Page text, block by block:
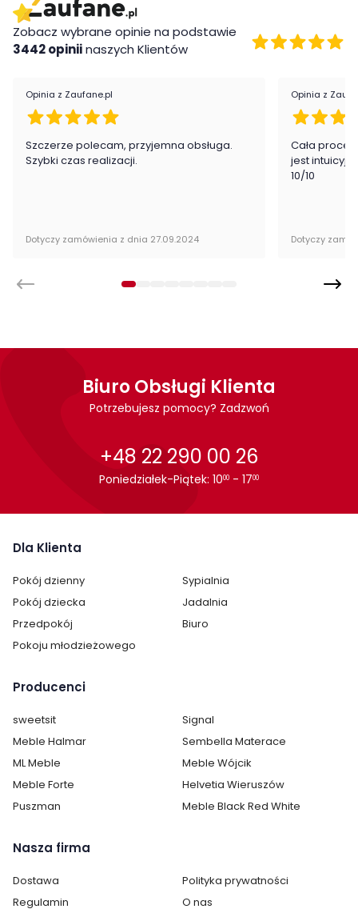
Płyta laminowana
Montaż
Szuflada do łóżka Nubi firmy Meble Wójcik jest oryginalnie
zapakowana w paczkach wraz z instrukcją obsługi do
samodzielnego montażu.
Cechy charakterystyczne
Szerokość: 120 cm
Styl: nowoczesny
Pokój: Pokój dziecka
Kolekcja:
Nubi Pokój Dziecięcy i
Zobacz wybrane opinie na podstawie
3442 opiniinaszych Klientów
Opinia z Zaufane.pl
Szczerze polecam, przyjemna obsługa.
Szybki czas realizacji.
Dotyczy zamówienia z dnia 27.09.2024
Opinia z
Cała
jest
10/10
Dotyczy
Biuro Obsługi Klienta
Potrzebujesz pomocy? Zadzwoń
+48 22 290 00 26
Poniedziałek-Piątek: 1000 - 1700
Dla Klienta
Pokój dzienny
Sypialnia
Pokój dziecka
Jadalnia
Przedpokój
Biuro
Pokoju młodzieżowego
Producenci
sweetsit
Signal
Meble Halmar
Sembella Materace
ML Meble
Meble Wójcik
Meble Forte
Helvetia Wieruszów
Puszman
Meble Black Red White
Nasza firma
Dostawa
Polityka prywatności
Regulamin
O nas